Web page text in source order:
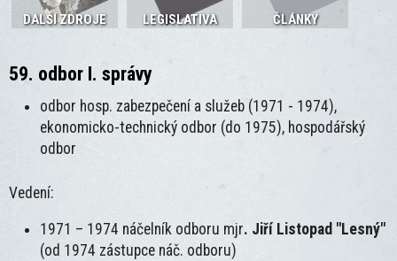
DALŠÍ ZDROJE LEGISLATIVA ČLÁNKY
59. odbor I. správy
odbor hosp. zabezpečení a služeb (1971 - 1974),
ekonomicko-technický odbor (do 1975), hospodářský
odbor
Vedení:
1971 – 1974 náčelník odboru mjr. Jiří Listopad "Lesný"
(od 1974 zástupce náč. odboru)